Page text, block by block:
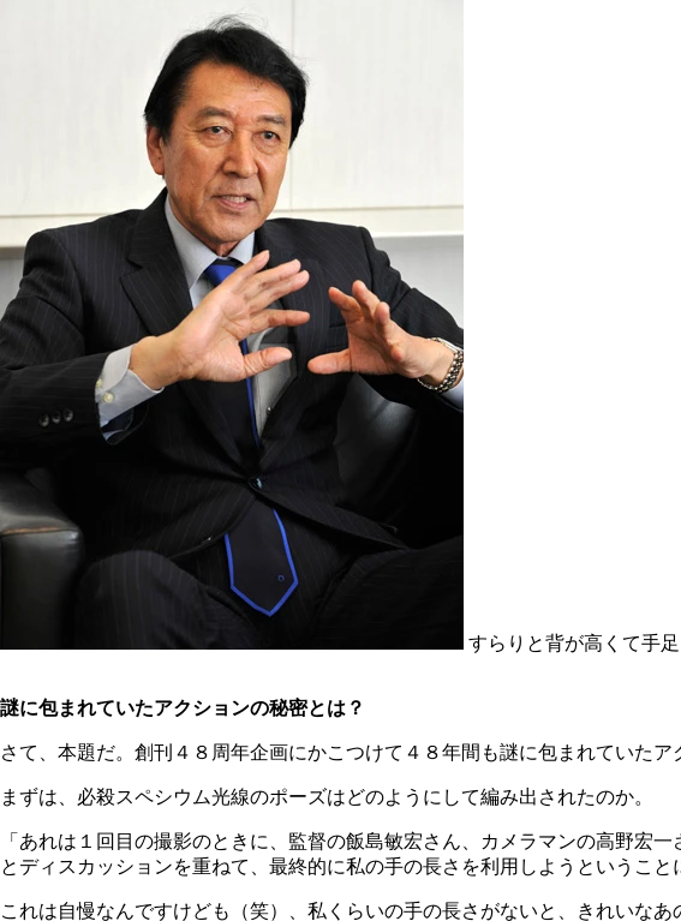
すらりと背が高くて手
謎に包まれていたアクションの秘密とは？
さて、本題だ。創刊４８周年企画にかこつけて４８年間も謎に包まれていたア
まずは、必殺スペシウム光線のポーズはどのようにして編み出されたのか。
「あれは１回目の撮影のときに、監督の飯島敏宏さん、カメラマンの高野宏
とディスカッションを重ねて、最終的に私の手の長さを利用しようというこ
これは自慢なんですけども（笑）、私くらいの手の長さがないと、きれいな